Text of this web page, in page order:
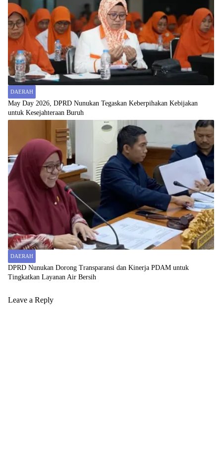
DAERAH
May Day 2026, DPRD Nunukan Tegaskan Keberpihakan Kebijakan
untuk Kesejahteraan Buruh
DAERAH
DPRD Nunukan Dorong Transparansi dan Kinerja PDAM untuk
Tingkatkan Layanan Air Bersih
Leave a Reply